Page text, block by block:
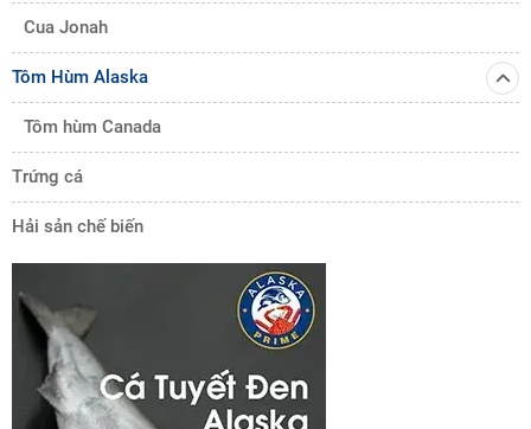
Cua Jonah
Tôm Hùm Alaska
Tôm hùm Canada
Trứng cá
Hải sản chế biến